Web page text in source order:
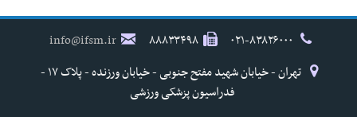
۸۸۸۳۳۴۹۸
info@ifsm.ir
تهران - خیابان شهید مفتح جنوبی - خیابان ورزنده - پلاک ۱۷ -
فدراسیون پزشکی ورزشی